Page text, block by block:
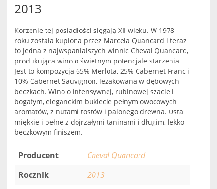
2013
Korzenie tej posiadłości sięgają XII wieku. W 1978
roku została kupiona przez Marcela Quancard i teraz
to jedna z najwspanialszych winnic Cheval Quancard,
produkująca wino o świetnym potencjale starzenia.
Jest to kompozycja 65% Merlota, 25% Cabernet Franc i
10% Cabernet Sauvignon, leżakowana w dębowych
beczkach. Wino o intensywnej, rubinowej szacie i
bogatym, eleganckim bukiecie pełnym owocowych
aromatów, z nutami tostów i palonego drewna. Usta
miękkie i pełne z dojrzałymi taninami i długim, lekko
beczkowym finiszem.
Producent
Cheval Quancard
Rocznik
2013